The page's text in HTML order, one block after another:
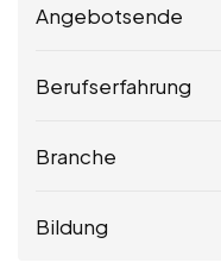
Angebotsende
Berufserfahrung
Branche
Bildung